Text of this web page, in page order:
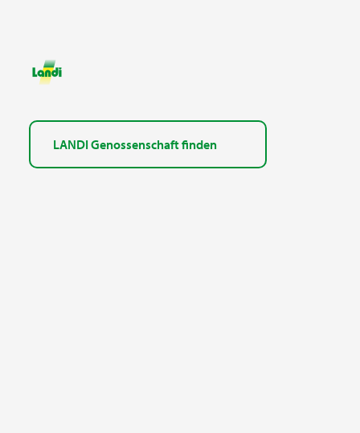
LANDI Genossenschaft finden